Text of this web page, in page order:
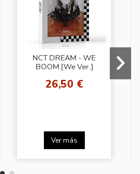
NCT DREAM - WE
BOOM [We Ver.]
26,50 €
Ver más